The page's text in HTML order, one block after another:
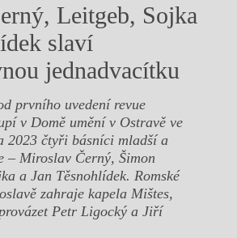
Leitgeb, Sojka
slaví
jednadvacítku
prvního uvedení revue
v Domě umění v Ostravě ve
2023 čtyři básníci mladší a
– Miroslav Černý, Šimon
a Jan Těsnohlídek. Romské
zahraje kapela Mištes,
Petr Ligocký a Jiří